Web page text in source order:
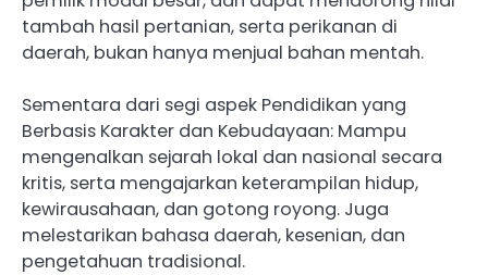
tambah hasil pertanian, serta perikanan di
daerah, bukan hanya menjual bahan mentah.
Sementara dari segi aspek Pendidikan yang
Berbasis Karakter dan Kebudayaan: Mampu
mengenalkan sejarah lokal dan nasional secara
kritis, serta mengajarkan keterampilan hidup,
kewirausahaan, dan gotong royong. Juga
melestarikan bahasa daerah, kesenian, dan
pengetahuan tradisional.